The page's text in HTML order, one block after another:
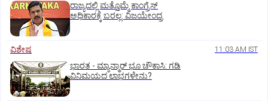
ರಾಜ್ಯದಲ್ಲಿ ಮತ್ತೊಮ್ಮೆ ಕಾಂಗ್ರೆಸ್‌
ಅಧಿಕಾರಕ್ಕೆ ಬರಲ್ಲ: ವಿಜಯೇಂದ್ರ
ವಿಶೇಷ 11:03 AM IST
ಭಾರತ -‌ ಮ್ಯಾನ್ಮಾರ್ ಭೂ ಚೌಕಾಸಿ: ಗಡಿ
ವಿನಿಮಯದ ಲಾಭಗಳೇನು?